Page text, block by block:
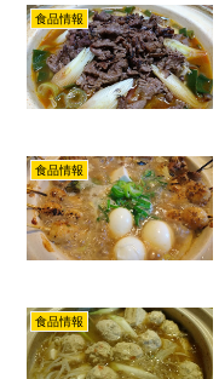
食品情報
食品情報
食品情報